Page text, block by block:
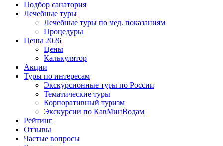
Подбор санатория
Лечебные туры
Лечебные туры по мед. показаниям
Процедуры
Цены 2026
Цены
Калькулятор
Акции
Туры по интересам
Экскурсионные туры по России
Тематические туры
Корпоративный туризм
Экскурсии по КавМинВодам
Рейтинг
Отзывы
Частые вопросы